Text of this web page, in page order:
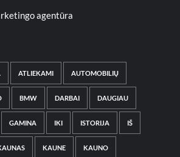
ATLIEKAMI AUTOMOBILIŲ
BMW DARBAI DAUGIAU
GAMINA IKI ISTORIJA IŠ
KAUNE KAUNO